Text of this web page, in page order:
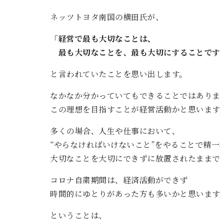
ネッツトヨタ南国の横田氏が、
「経営で最も大切なことは、
最も大切なことを、最も大切にすることです
と言われていたことを思い出します。
なかなか分かっていてもできることではありま
この理想を目指すことが経営活動かと思います
多くの場合、人生や仕事において、
“やらなければいけないこと”をやることで精一
大切なことを大切にできずに放置されたままで
コロナ自粛期間は、経済活動ができず
時間的にゆとりがあった方も多いかと思います
ということは、